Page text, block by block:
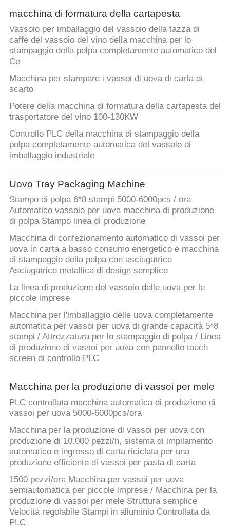
macchina di formatura della cartapesta
Vassoio per imballaggio del vassoio della tazza di
caffè del vassoio del vino della macchina per lo
stampaggio della polpa completamente automatico del
Ce
Macchina per stampare i vassoi di uova di carta di
scarto
Potere della macchina di formatura della cartapesta del
trasportatore del vino 100-130KW
Controllo PLC della macchina di stampaggio della
polpa completamente automatica del vassoio di
imballaggio industriale
Uovo Tray Packaging Machine
Stampo di polpa 6*8 stampi 5000-6000pcs / ora
Automatico vassoio per uova macchina di produzione
di polpa Stampo linea di produzione
Macchina di confezionamento automatico di vassoi per
uova in carta a basso consumo energetico e macchina
di stampaggio della polpa con asciugatrice
Asciugatrice metallica di design semplice
La linea di produzione del vassoio delle uova per le
piccole imprese
Macchina per l'imballaggio delle uova completamente
automatica per vassoi per uova di grande capacità 5*8
stampi / Attrezzatura per lo stampaggio di polpa / Linea
di produzione di vassoi per uova con pannello touch
screen di controllo PLC
Macchina per la produzione di vassoi per mele
PLC controllata macchina automatica di produzione di
vassoi per uova 5000-6000pcs/ora
Macchina per la produzione di vassoi per uova con
produzione di 10.000 pezzi/h, sistema di impilamento
automatico e ingresso di carta riciclata per una
produzione efficiente di vassoi per pasta di carta
1500 pezzi/ora Macchina per vassoi per uova
semiautomatica per piccole imprese / Macchina per la
produzione di vassoi per mele Struttura semplice
Velocità regolabile Stampi in alluminio Controllata da
PLC